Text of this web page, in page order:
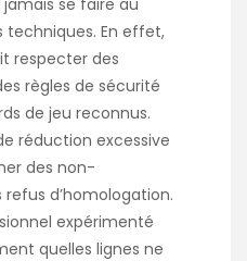
En effet,
respecter des
règles de sécurité
de jeu reconnus.
réduction excessive
des non-
d’homologation.
expérimenté
quelles lignes ne